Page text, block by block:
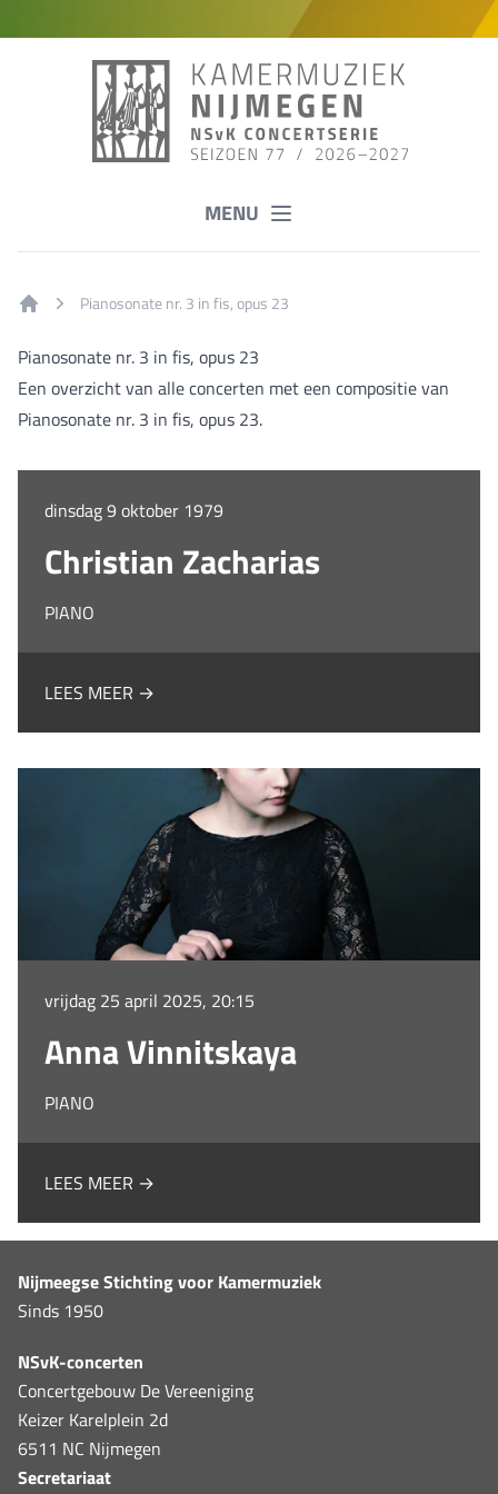
MENU
Pianosonate nr. 3 in fis, opus 23
Pianosonate nr. 3 in fis, opus 23
Een overzicht van alle concerten met een compositie van
Pianosonate nr. 3 in fis, opus 23.
dinsdag 9 oktober 1979
Christian Zacharias
PIANO
LEES MEER →
vrijdag 25 april 2025, 20:15
Anna Vinnitskaya
PIANO
LEES MEER →
Nijmeegse Stichting voor Kamermuziek
Sinds 1950
NSvK-concerten
Concertgebouw De Vereeniging
Keizer Karelplein 2d
6511 NC Nijmegen
Secretariaat